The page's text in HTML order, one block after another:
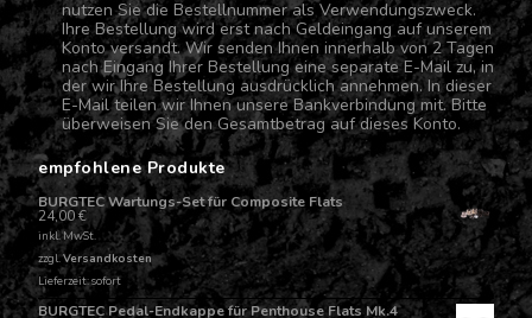
nutzen Sie die Bestellnummer als Verwendungszweck.
Ihre Bestellung wird erst nach Geldeingang auf unserem
Konto versandt. Wir senden Ihnen innerhalb von 2 Tagen
nach Eingang Ihrer Bestellung eine separate E-Mail zu, in
der wir Ihre Bestellung ausdrücklich annehmen. In dieser
E-Mail teilen wir Ihnen unsere Bankverbindung mit. Bitte
überweisen Sie den Gesamtbetrag auf dieses Konto.
empfohlene Produkte
BURGTEC Wartungs-Set für Composite Flats
24,00€
inkl. MwSt.
zzgl.Versandkosten
Lieferzeit: sofort
BURGTEC Pedal-Endkappe für Penthouse Flats Mk.4